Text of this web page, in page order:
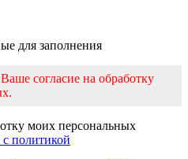
для заполнения
согласие на обработку
моих персональных
политикой